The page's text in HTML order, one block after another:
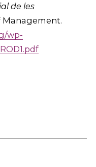
de les
Management.
wp-